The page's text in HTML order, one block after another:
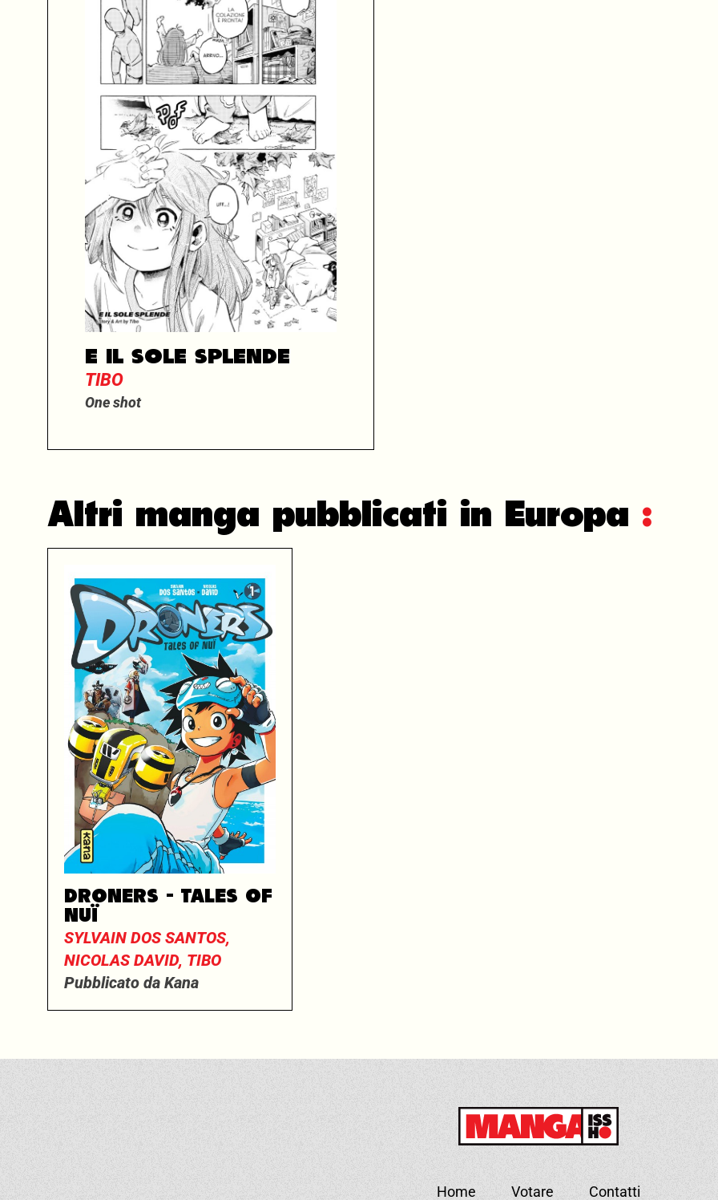
E IL SOLE SPLENDE
TIBO
One shot
Altri manga pubblicati in Europa :
DRONERS - TALES OF
NUÏ
SYLVAIN DOS SANTOS,
NICOLAS DAVID, TIBO
Pubblicato da Kana
Home Votare Contatti